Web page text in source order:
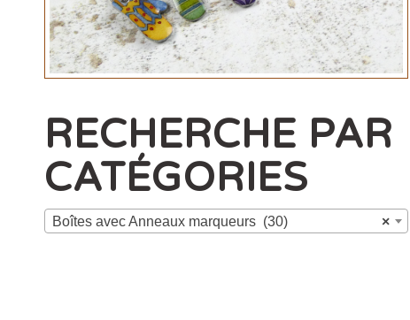
RECHERCHE PAR
CATÉGORIES
×
Boîtes avec Anneaux marqueurs (30)